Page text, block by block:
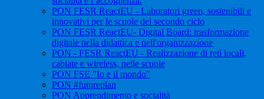
PON FESR ReactEU - Laboratori green, sostenibili e
innovativi per le scuole del secondo ciclo
PON FESR ReactEU- Digital Board: trasformazione
digitale nella didattica e nell'organizzazione
PON - FESR ReactEU - Realizzazione di reti locali,
cablate e wireless, nelle scuole
PON FSE "Io e il mondo"
PON #futureplan
PON Apprendimento e socialità